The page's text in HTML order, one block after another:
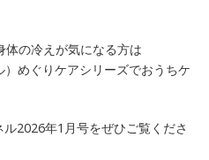
体の冷えが気になる方は
めぐりケアシリーズでおうちケ
2026年1月号をぜひご覧くださ